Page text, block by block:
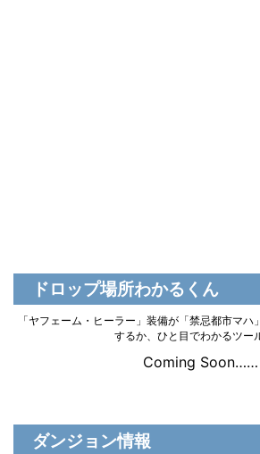
ドロップ場所わかるくん
「ヤフェーム・ヒーラー」装備が「禁忌都市マ
するか、ひと目でわかるツー
Coming Soon……
ダンジョン情報